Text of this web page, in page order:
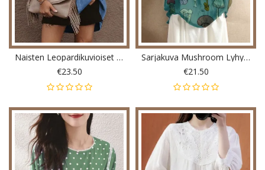
Naisten Leopardikuvioiset Napit Rintataskut Vapaa-Ajan Paidat
€23.50
Sarjakuva Mushroom Lyhythihainen O-Pääntie Button Rento Naisten T-Paita
€21.50